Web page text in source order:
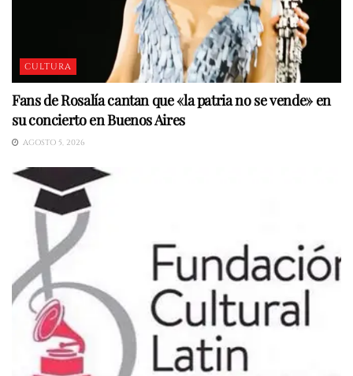
CULTURA
Fans de Rosalía cantan que «la patria no se vende» en
su concierto en Buenos Aires
AGOSTO 5, 2026